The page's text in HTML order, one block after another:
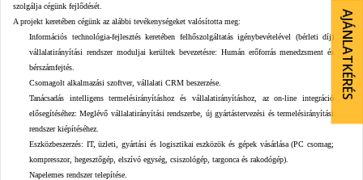
AJÁNLATKÉRÉS
szolgálja cégünk fejlődését.
A projekt keretében cégünk az alábbi tevékenységeket valósította meg:
Információs technológia-fejlesztés keretében felhőszolgáltatás igénybevételével (bérleti díj)
vállalatirányítási rendszer moduljai kerültek bevezetésre: Humán erőforrás menedzsment és
bérszámfejtés.
Csomagolt alkalmazási szoftver, vállalati CRM beszerzése.
Tanácsadás intelligens termelésirányításhoz és vállalatirányításhoz, az on-line integráció
elősegítéséhez: Meglévő vállalatirányítási rendszerbe, új gyártástervezési és termelésirányítási
rendszer kiépítéséhez.
Eszközbeszerzés: IT, üzleti, gyártási és logisztikai eszközök és gépek vásárlása (PC csomag;
kompresszor, hegesztőgép, elszívó egység, csiszológép, targonca és rakodógép).
Napelemes rendszer telepítése.